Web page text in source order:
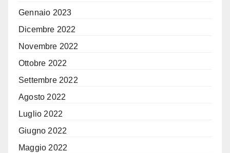
Gennaio 2023
Dicembre 2022
Novembre 2022
Ottobre 2022
Settembre 2022
Agosto 2022
Luglio 2022
Giugno 2022
Maggio 2022